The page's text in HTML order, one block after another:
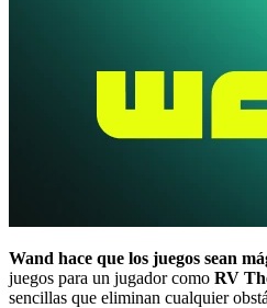
Wand hace que los juegos sean
juegos para un jugador como RV
sencillas que eliminan cualquier